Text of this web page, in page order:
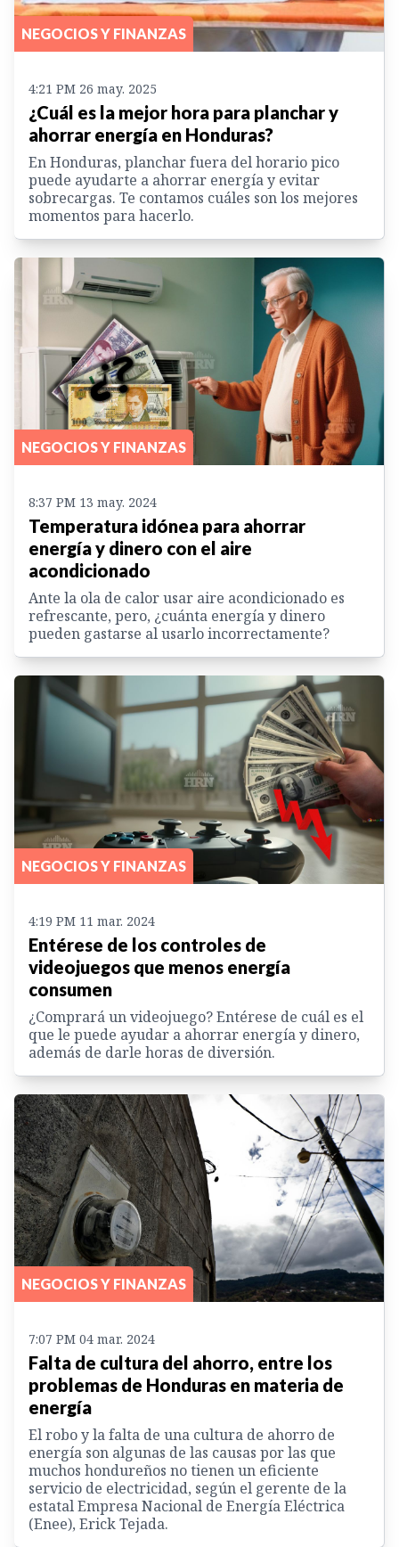
NEGOCIOS Y FINANZAS
4:21 PM 26 may. 2025
¿Cuál es la mejor hora para planchar y
ahorrar energía en Honduras?
En Honduras, planchar fuera del horario pico
puede ayudarte a ahorrar energía y evitar
sobrecargas. Te contamos cuáles son los mejores
momentos para hacerlo.
NEGOCIOS Y FINANZAS
8:37 PM 13 may. 2024
Temperatura idónea para ahorrar
energía y dinero con el aire
acondicionado
Ante la ola de calor usar aire acondicionado es
refrescante, pero, ¿cuánta energía y dinero
pueden gastarse al usarlo incorrectamente?
NEGOCIOS Y FINANZAS
4:19 PM 11 mar. 2024
Entérese de los controles de
videojuegos que menos energía
consumen
¿Comprará un videojuego? Entérese de cuál es el
que le puede ayudar a ahorrar energía y dinero,
además de darle horas de diversión.
NEGOCIOS Y FINANZAS
7:07 PM 04 mar. 2024
Falta de cultura del ahorro, entre los
problemas de Honduras en materia de
energía
El robo y la falta de una cultura de ahorro de
energía son algunas de las causas por las que
muchos hondureños no tienen un eficiente
servicio de electricidad, según el gerente de la
estatal Empresa Nacional de Energía Eléctrica
(Enee), Erick Tejada.